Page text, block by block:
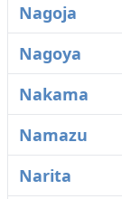
Nagoja
Nagoya
Nakama
Namazu
Narita